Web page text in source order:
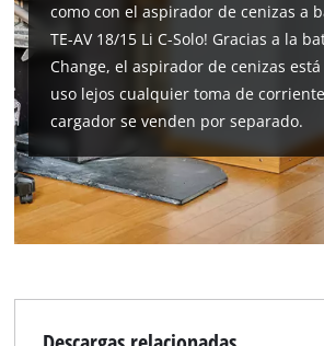
como con el aspirador de cenizas a
TE-AV 18/15 Li C-Solo! Gracias a la
Change, el aspirador de cenizas
uso lejos cualquier toma de
cargador se venden por separado.